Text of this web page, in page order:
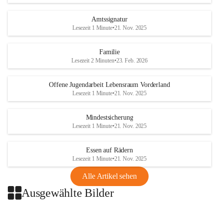
Amtssignatur
Lesezeit 1 Minute•21. Nov. 2025
Familie
Lesezeit 2 Minuten•23. Feb. 2026
Offene Jugendarbeit Lebensraum Vorderland
Lesezeit 1 Minute•21. Nov. 2025
Mindestsicherung
Lesezeit 1 Minute•21. Nov. 2025
Essen auf Rädern
Lesezeit 1 Minute•21. Nov. 2025
Alle Artikel sehen
Ausgewählte Bilder